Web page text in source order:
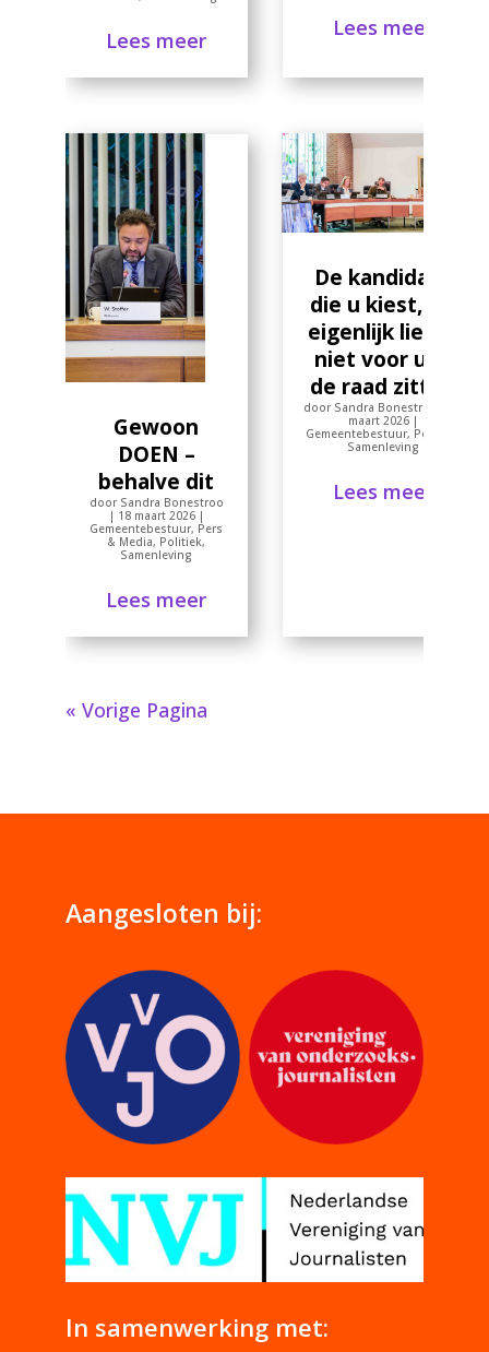
Lees meer
Lees meer
Gewoon
DOEN –
behalve dit
door Sandra Bonestroo
| 18 maart 2026|
Gemeentebestuur, Pers
& Media, Politiek,
Samenleving
Lees meer
De kandidaat
die u kiest, wil
eigenlijk liever
niet voor u in
de raad zitten
door Sandra Bonestroo
maart 2026|
Gemeentebestuur, Politiek
Samenleving
Lees meer
« Vorige Pagina
Aangesloten bij:
In samenwerking met: